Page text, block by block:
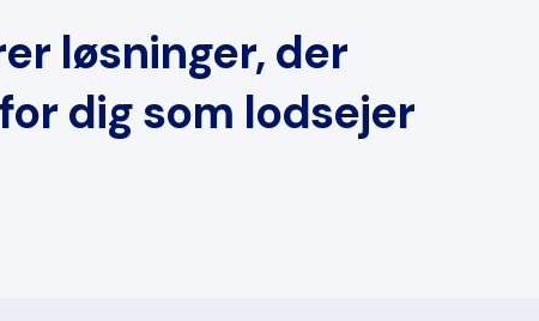
løsninger, der
dig som lodsejer